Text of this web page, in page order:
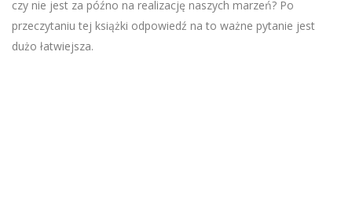
czy nie jest za późno na realizację naszych marzeń? Po
przeczytaniu tej książki odpowiedź na to ważne pytanie jest
dużo łatwiejsza.